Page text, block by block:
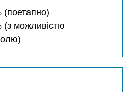
(поетапно)
(з можливістю